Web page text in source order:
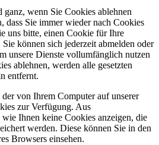
ganz, wenn Sie Cookies ablehnen
dass Sie immer wieder nach Cookies
uns bitte, einen Cookie für Ihre
können sich jederzeit abmelden oder
unsere Dienste vollumfänglich nutzen
ablehnen, werden alle gesetzten
entfernt.
von Ihrem Computer auf unserer
zur Verfügung. Aus
Ihnen keine Cookies anzeigen, die
werden. Diese können Sie in den
Browsers einsehen.